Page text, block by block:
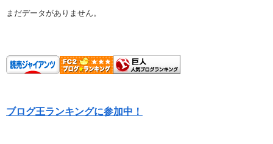
まだデータがありません。
ブログ王ランキングに参加中！